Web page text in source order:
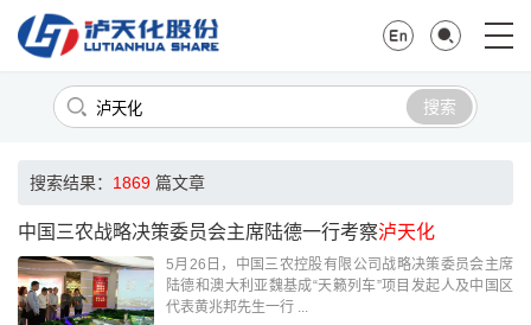
搜索
搜索结果： 1869 篇文章
中国三农战略决策委员会主席陆德一行考察泸天化
5月26日，中国三农控股有限公司战略决策委员会主席
陆德和澳大利亚魏基成“天籁列车”项目发起人及中国区
代表黄兆邦先生一行 ...